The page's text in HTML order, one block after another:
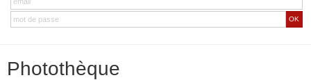
OK
Photothèque